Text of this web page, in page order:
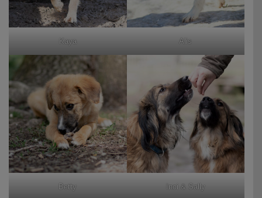
Kaya Alis
Betty Inci & Sally